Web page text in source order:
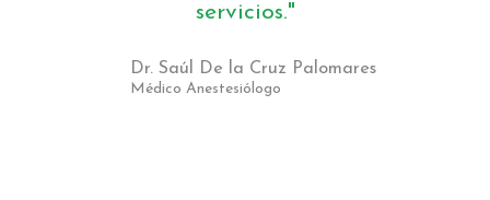
servicios."
Dr. Saúl De la Cruz Palomares
Médico Anestesiólogo